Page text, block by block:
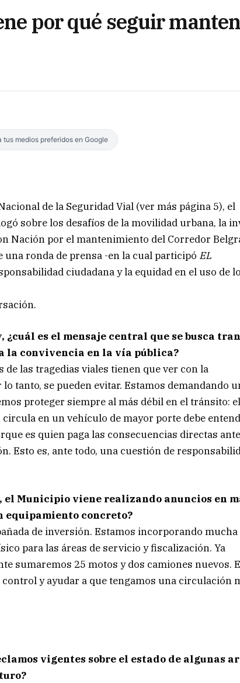
por qué seguir
tus medios preferidos en Google
de la Seguridad Vial (ver más página 5), el
sobre los desafíos de la movilidad urbana, la
Nación por el mantenimiento del Corredor
ronda de prensa -en la cual participó EL
ciudadana y la equidad en el uso de
¿cuál es el mensaje central que se busca
la convivencia en la vía pública?
las tragedias viales tienen que ver con la
tanto, se pueden evitar. Estamos demandando
proteger siempre al más débil en el tránsito: el
en un vehículo de mayor porte debe
es quien paga las consecuencias directas ante
Esto es, ante todo, una cuestión de
el Municipio viene realizando anuncios en
equipamiento concreto?
de inversión. Estamos incorporando mucha
para las áreas de servicio y fiscalización. Ya
sumaremos 25 motos y dos camiones nuevos.
y ayudar a que tengamos una circulación
vigentes sobre el estado de algunas